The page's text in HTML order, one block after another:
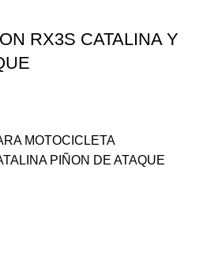
RX3S CATALINA Y
MOTOCICLETA
PIÑON DE ATAQUE